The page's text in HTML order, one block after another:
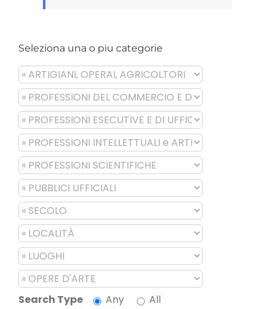
Seleziona una o piu categorie
Search Type Any All